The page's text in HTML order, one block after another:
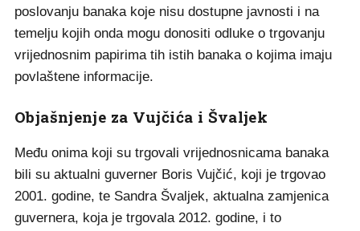
poslovanju banaka koje nisu dostupne javnosti i na
temelju kojih onda mogu donositi odluke o trgovanju
vrijednosnim papirima tih istih banaka o kojima imaju
povlaštene informacije.
Objašnjenje za Vujčića i Švaljek
Među onima koji su trgovali vrijednosnicama banaka
bili su aktualni guverner Boris Vujčić, koji je trgovao
2001. godine, te Sandra Švaljek, aktualna zamjenica
guvernera, koja je trgovala 2012. godine, i to